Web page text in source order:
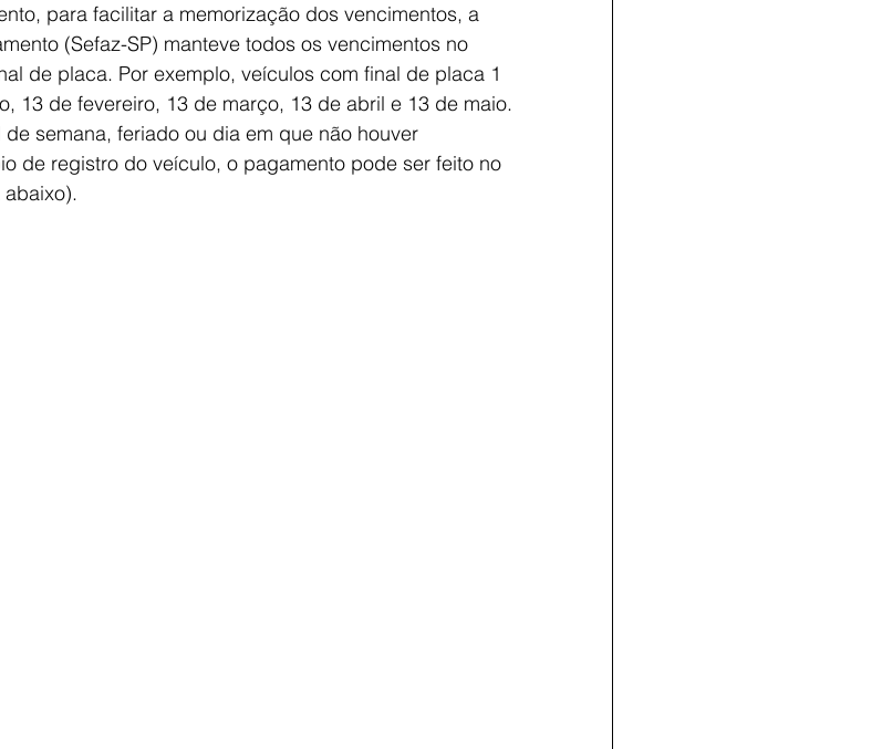
para facilitar a memorização dos vencimentos, a
(Sefaz-SP) manteve todos os vencimentos no
de placa. Por exemplo, veículos com final de placa 1
13 de fevereiro, 13 de março, 13 de abril e 13 de maio.
semana, feriado ou dia em que não houver
de registro do veículo, o pagamento pode ser feito no